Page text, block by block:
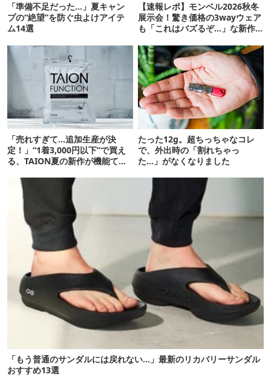
「準備不足だった…」夏キャン
プの“絶望”を防ぐ虫よけアイテ
ム14選
【速報レポ】モンベル2026秋冬
展示会！驚き価格の3wayウェア
も「これはバズるぞ…」な新作
「売れすぎて…追加生産が決
定！」“1着3,000円以下”で買え
る、TAION夏の新作が機能てん
たった12g。超ちっちゃなコレ
で、外出時の「割れちゃっ
た…」がなくなりました
「もう普通のサンダルには戻れない…」最新のリカバリーサンダル
おすすめ13選